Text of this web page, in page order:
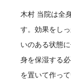
木村 当院は全
す。効果をし
いのある状態
身を保湿する
を置いて作っ